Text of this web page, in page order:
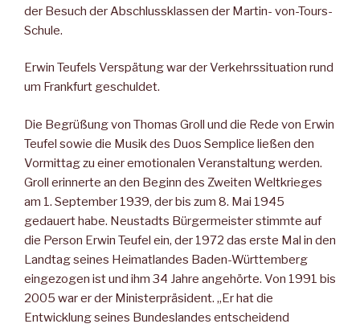
der Besuch der Abschlussklassen der Martin- von-Tours-
Schule.
Erwin Teufels Verspätung war der Verkehrssituation rund
um Frankfurt geschuldet.
Die Begrüßung von Thomas Groll und die Rede von Erwin
Teufel sowie die Musik des Duos Semplice ließen den
Vormittag zu einer emotionalen Veranstaltung werden.
Groll erinnerte an den Beginn des Zweiten Weltkrieges
am 1. September 1939, der bis zum 8. Mai 1945
gedauert habe. Neustadts Bürgermeister stimmte auf
die Person Erwin Teufel ein, der 1972 das erste Mal in den
Landtag seines Heimatlandes Baden-Württemberg
eingezogen ist und ihm 34 Jahre angehörte. Von 1991 bis
2005 war er der Ministerpräsident. „Er hat die
Entwicklung seines Bundeslandes entscheidend